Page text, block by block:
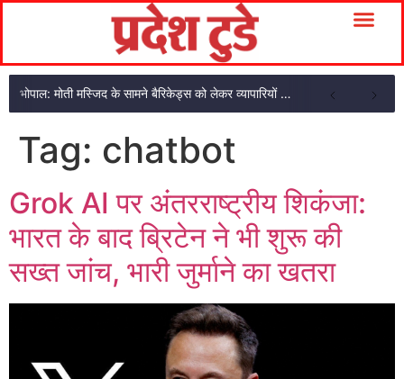
भोपाल: मोती मस्जिद के सामने बैरिकेड्स को लेकर व्यापारियों का गुस्सा फूटा, दुकानें बंद कर धरना
Tag: chatbot
Grok AI पर अंतरराष्ट्रीय शिकंजा:
भारत के बाद ब्रिटेन ने भी शुरू की
सख्त जांच, भारी जुर्माने का खतरा